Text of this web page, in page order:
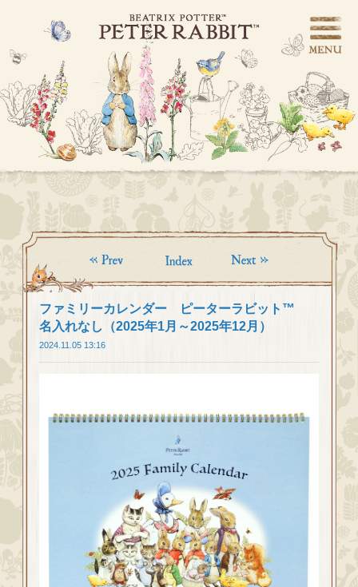
ファミリーカレンダー ピーターラビット™
名入れなし（2025年1月～2025年12月）
2024.11.05 13:16